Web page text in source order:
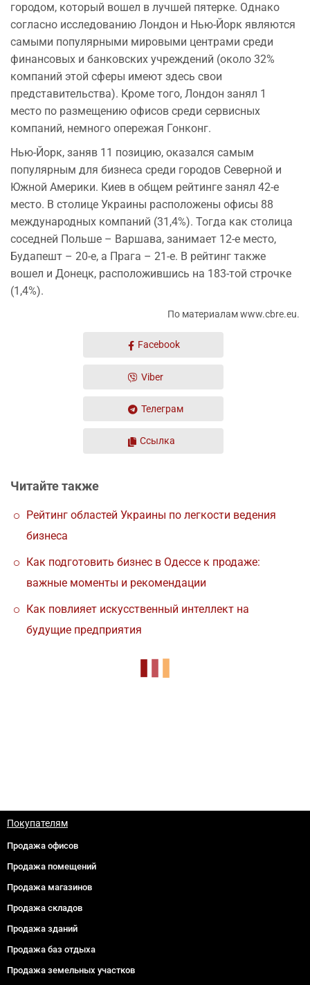
городом, который вошел в лучшей пятерке. Однако
согласно исследованию Лондон и Нью-Йорк являются
самыми популярными мировыми центрами среди
финансовых и банковских учреждений (около 32%
компаний этой сферы имеют здесь свои
представительства). Кроме того, Лондон занял 1
место по размещению офисов среди сервисных
компаний, немного опережая Гонконг.
Нью-Йорк, заняв 11 позицию, оказался самым
популярным для бизнеса среди городов Северной и
Южной Америки. Киев в общем рейтинге занял 42-е
место. В столице Украины расположены офисы 88
международных компаний (31,4%). Тогда как столица
соседней Польше – Варшава, занимает 12-е место,
Будапешт – 20-е, а Прага – 21-е. В рейтинг также
вошел и Донецк, расположившись на 183-той строчке
(1,4%).
По материалам www.cbre.eu.
Facebook
Viber
Телеграм
Ссылка
Читайте также
Рейтинг областей Украины по легкости ведения
бизнеса
Как подготовить бизнес в Одессе к продаже:
важные моменты и рекомендации
Как повлияет искусственный интеллект на
будущие предприятия
Покупателям
Продажа офисов
Продажа помещений
Продажа магазинов
Продажа складов
Продажа зданий
Продажа баз отдыха
Продажа земельных участков